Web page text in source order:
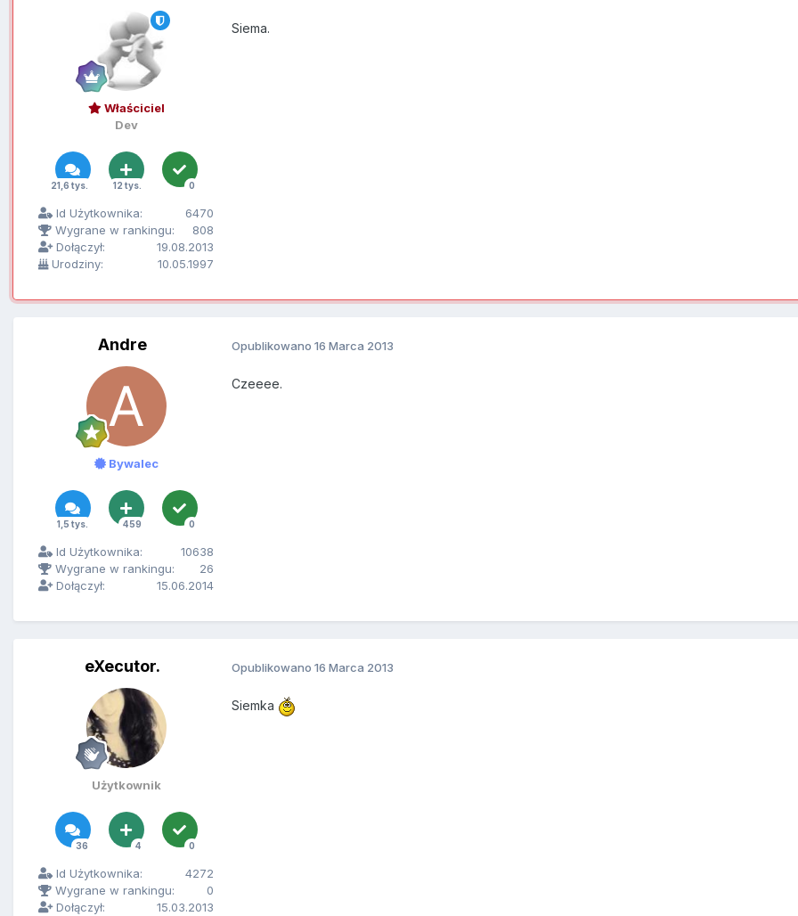
Właściciel
Dev
21,6 tys. 12 tys. 0
Id Użytkownika:
6470
Wygrane w rankingu:
808
Dołączył:
19.08.2013
Urodziny:
10.05.1997
Siema.
Andre
Bywalec
1,5 tys. 459 0
Id Użytkownika:
10638
Wygrane w rankingu:
26
Dołączył:
15.06.2014
Opublikowano 16 Marca 2013
Czeeee.
eXecutor.
Użytkownik
36 4 0
Id Użytkownika:
4272
Wygrane w rankingu:
0
Dołączył:
15.03.2013
Opublikowano 16 Marca 2013
Siemka